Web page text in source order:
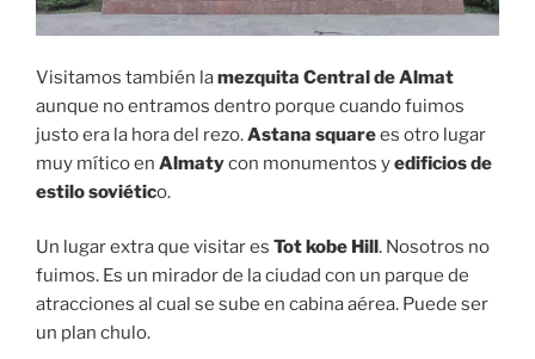
Visitamos también lamezquita Central de Almat
aunque no entramos dentro porque cuando fuimos
justo era la hora del rezo.Astana squarees otro lugar
muy mítico en Almatycon monumentos yedificios de
estilo soviético.
Un lugar extra que visitar es Tot kobe Hill. Nosotros no
fuimos. Es un mirador de la ciudad con un parque de
atracciones al cual se sube en cabina aérea. Puede ser
un plan chulo.